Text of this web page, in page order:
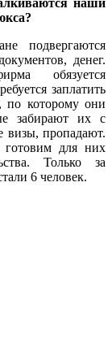
подвергаются
денег.
обязуется
заплатить
по которому они
забирают их с
визы, пропадают.
для них
Только за
6 человек.